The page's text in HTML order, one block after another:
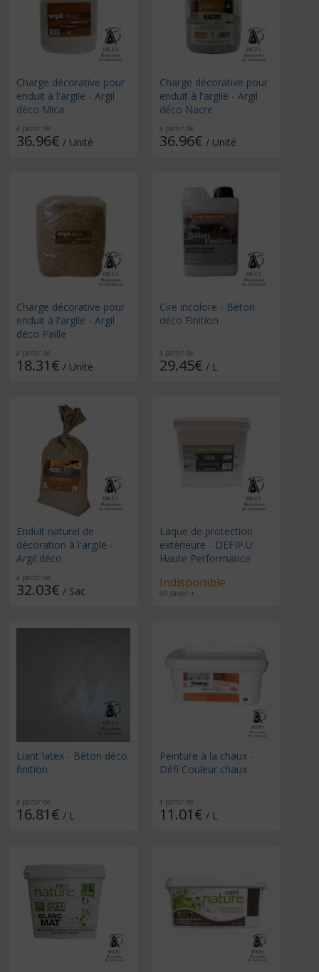
Charge décorative pour
enduit à l'argile - Argil
déco Mica
à partir de
36.96€ / Unité
Charge décorative pour
enduit à l'argile - Argil
déco Nacre
à partir de
36.96€ / Unité
Charge décorative pour
enduit à l'argile - Argil
déco Paille
à partir de
18.31€ / Unité
Cire incolore - Béton
déco Finition
à partir de
29.45€ / L
Enduit naturel de
décoration à l'argile -
Argil déco
à partir de
32.03€ / Sac
Laque de protection
extérieure - DEFIP.U
Haute Performance
Indisponible
en savoir +
Liant latex - Béton déco
finition
à partir de
16.81€ / L
Peinture à la chaux -
Défi Couleur chaux
à partir de
11.01€ / L